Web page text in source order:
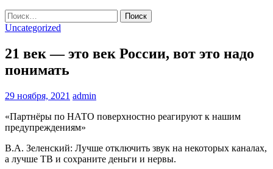
Найти:
Uncategorized
21 век — это век России, вот это надо
понимать
29 ноября, 2021 admin
«Партнёры по НАТО поверхностно реагируют к нашим
предупреждениям»
В.А. Зеленский: Лучше отключить звук на некоторых каналах,
а лучше ТВ и сохраните деньги и нервы.